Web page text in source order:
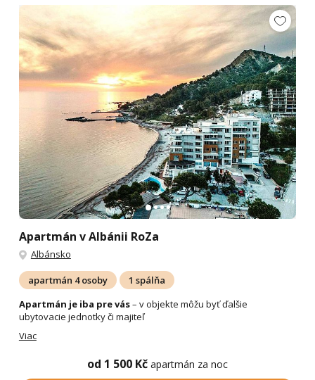
Apartmán v Albánii RoZa
Albánsko
apartmán 4 osoby
1 spálňa
Apartmán je iba pre vás– v objekte môžu byť ďalšie
ubytovacie jednotky či majiteľ
Viac
od 1 500 Kč apartmán za noc